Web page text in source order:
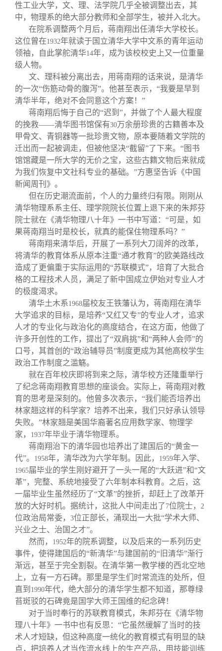
性工业大学，文、理、法学院几乎全被调整出去，其
中，物理系的绝大部分教师和全部学生，被并入北大。
在院系调整两个月后，蒋南翔出任清华大学校长。
这位曾在1932年就读于国立清华大学中文系的青年运动
领袖，自此掌舵清华14年，成为该校校史上又一位重量
级人物。
文、理科被分离出去，用蒋南翔的话来说，是清华
的一次“伤筋动骨的腹泻”。他甚至表示，“我要是早到
清华半年，绝对不会同意这个方案！”
蒋南翔后悔于自己的“迟到”，并做了个人最大程度
的挽救——清华图书馆保有30万余册珍贵的古籍善本及
甲骨文、青铜器等一批珍贵文物，原本要随着文学院的
迁出而一起被调走，但被他坚决“截留”了下来。“图书
馆馆藏是一所大学的无价之宝，这些古籍文物后来就成
为我们恢复中文社科专业的基础。”方惠坚告诉《中国
新闻周刊》。
但在历史潮流面前，个人的力量终归有限。刚刚从
清华物理系系主任、理学院院长位置上退下来的朱邦芬
院士就在《清华物理八十年》一书中写道：“可是，如
果蒋南翔当时是校长，就真的能保住物理系吗？”
蒋南翔来清华后，开展了一系列大刀阔斧的改革，
将清华的教育体系从原本注重“通才教育”的欧美路线改
造成了更偏重于实际运用的“苏联模式”，培育了大批合
格的工程技术人员，满足了新中国成立伊始对专业人才
的极度渴求。
清华土木系1968届校友王铁藩认为，蒋南翔在清华
大学追求的目标，是培养“又红又专”的专业人才，追求
人才的专业化与政治化的高度结合，在这方面，他做了
许多开创性的工作，提出了“双肩挑”和“两种人会师”的
口号，其首创的“政治辅导员”制度更成为其他高校学生
政治工作制度之滥觞。
就在百年校庆即将到来之际，清华校方还隆重举行
了纪念蒋南翔教育思想的座谈会。实际上，蒋南翔对教
育的思考是深刻的。他曾多次表示，“我们能否培养出
林家翘这样的科学家？培养不出来，我们只好承认领导
失败。”林家翘是美国华裔著名应用数学家、物理学
家，
1937年毕业于清华物理系。
蒋南翔治下的清华园也培养出了建国后的“黄金一
代”。
1958年，清华改为六学年制。因此， 1959年入学、
1965届毕业的学生刚好避开了一头一尾的“大跃进”和“文
革”，完整、系统地接受了六年制本科教育。之后，这
一届毕业生虽然经历了“文革”的挫折，却赶上了改革开
放的大好时机。据统计，这批人中间走出了 7位院士， 2
位政治局常委， 3位正部长，涌现出一大批“学术大师、
兴业之士、治国之才”。
然而，
1952年的院系调整，以及后来的一系列历史
事件，使得建国后的“新清华”与建国前的“旧清华”渐行
渐远，甚至于完全割裂。在清华第一教学楼的西北空地
上，立有一方石碑。那里是学生们时常流连的处所，但
直到 1990年代，绝大部分的清华学生都不知道，那尊绿
苔斑驳的石碑竟是国学大师王国维的纪念碑！
对于当时奉行的苏联教育模式，朱邦芬在《清华物
理八十年》一书中也有反思：“它虽然缓解了当时的技
术人才短缺，但这种高度一统化的教育模式有明显的缺
点，把培养人才当作流水线上的生产产品，用技能训练